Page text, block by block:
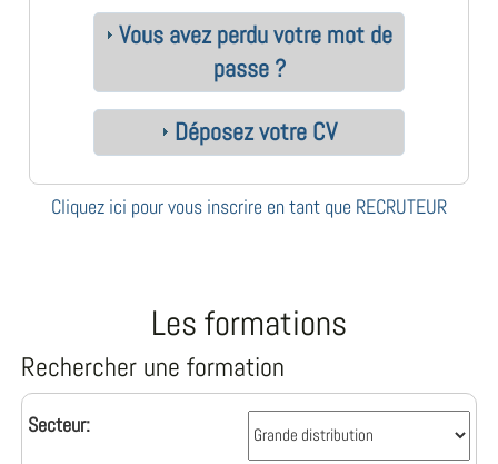
Vous avez perdu votre mot de
passe ?
Déposez votre CV
Cliquez ici pour vous inscrire en tant que RECRUTEUR
Les formations
Rechercher une formation
Secteur: